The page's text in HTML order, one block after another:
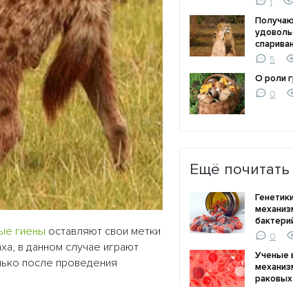
гиены оставляют свои метки
в данном случае играют
после проведения
1
5
О роли
0
Ещё почитать
0
Ученые